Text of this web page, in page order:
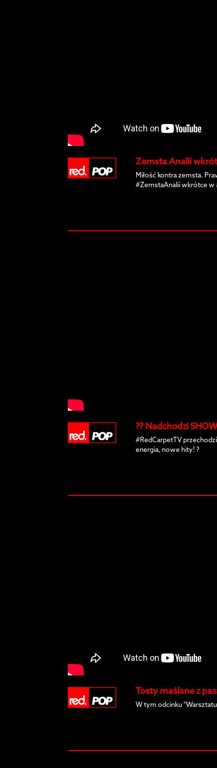
Zemsta Analii
Miłość kontra zemsta.
#ZemstaAnalii wkrótce w
?? Nadchodzi
#RedCarpetTV
energia, nowe hity! ?
Tosty maślane z
W tym odcinku